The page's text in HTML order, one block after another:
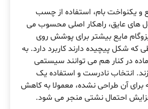
یکنواخت بام، استفاده از چسب
های عایق، راهکار اصلی محسوب می
مایع بیشتر برای پوشش روی
که شکل پیچیده دارند کاربرد دارد. به
در کنار هم می توانند سیستمی
انتخاب نادرست و استفاده یک
آن طراحی نشده، معمولا به کاهش
احتمال نشتی منجر می شود.